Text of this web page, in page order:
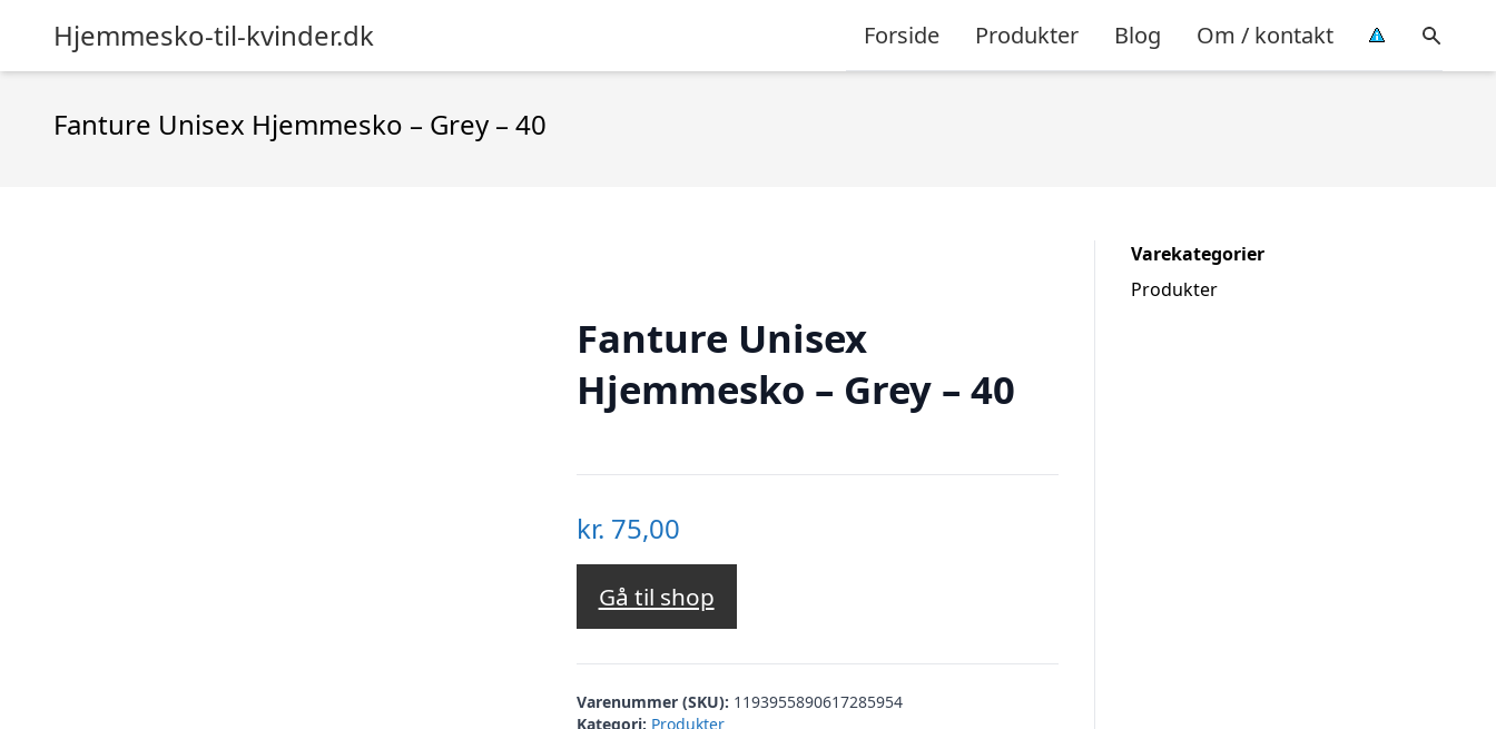
Hjemmesko-til-kvinder.dk Forside Produkter Blog Om / kontakt
Fanture Unisex Hjemmesko – Grey – 40
Fanture Unisex
Hjemmesko – Grey – 40
kr. 75,00
Gå til shop
Varenummer (SKU): 1193955890617285954
Kategori: Produkter
Varekategorier
Produkter